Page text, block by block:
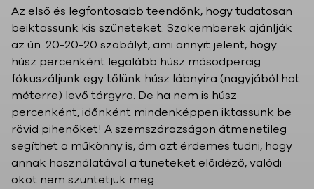
Az első és legfontosabb teendőnk, hogy tudatosan
beiktassunk kis szüneteket. Szakemberek ajánlják
az ún. 20-20-20 szabályt, ami annyit jelent, hogy
húsz percenként legalább húsz másodpercig
fókuszáljunk egy tőlünk húsz lábnyira (nagyjából hat
méterre) levő tárgyra. De ha nem is húsz
percenként, időnként mindenképpen iktassunk be
rövid pihenőket! A szemszárazságon átmenetileg
segíthet a műkönny is, ám azt érdemes tudni, hogy
annak használatával a tüneteket előidéző, valódi
okot nem szüntetjük meg.